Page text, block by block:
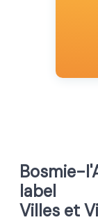
Bosmie-
label
Villes et